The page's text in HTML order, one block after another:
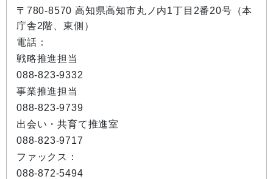
〒780-8570 高知県高知市丸ノ内1丁目2番20号（本
庁舎2階、東側）
電話：
戦略推進担当
088-823-9332
事業推進担当
088-823-9739
出会い・共育て推進室
088-823-9717
ファックス：
088-872-5494